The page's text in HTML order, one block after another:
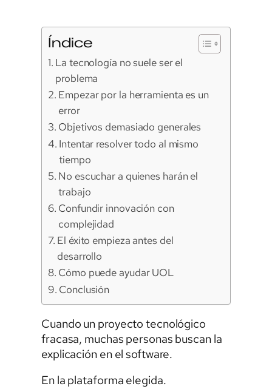
Índice
La tecnología no suele ser el
problema
Empezar por la herramienta es un
error
Objetivos demasiado generales
Intentar resolver todo al mismo
tiempo
No escuchar a quienes harán el
trabajo
Confundir innovación con
complejidad
El éxito empieza antes del
desarrollo
Cómo puede ayudar UOL
Conclusión
Cuando un proyecto tecnológico
fracasa, muchas personas buscan la
explicación en el software.
En la plataforma elegida.